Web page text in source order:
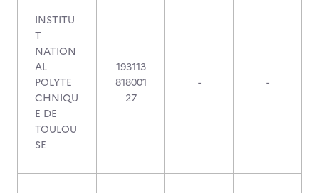
INSTITU
T
NATION
AL
POLYTE
CHNIQU
E DE
TOULOU
SE
193113
818001
27
- -